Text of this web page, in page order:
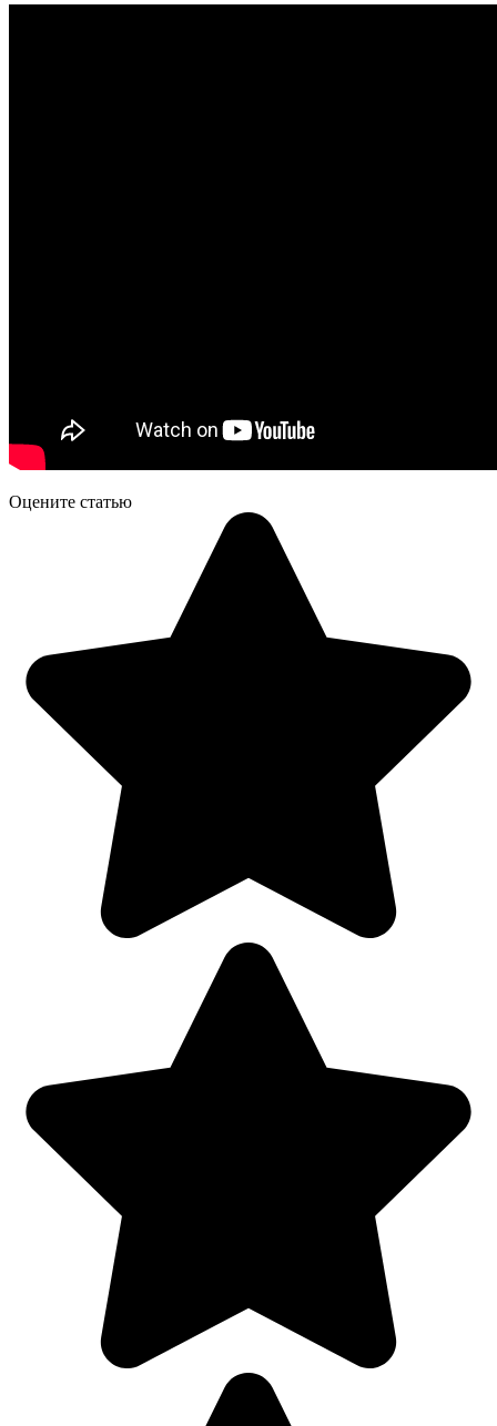
Оцените статью